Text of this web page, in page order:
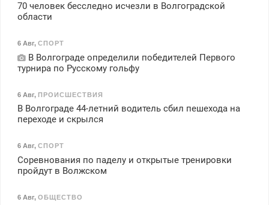
70 человек бесследно исчезли в Волгоградской
области
6 Авг, СПОРТ
В Волгограде определили победителей Первого
турнира по Русскому гольфу
6 Авг, ПРОИСШЕСТВИЯ
В Волгограде 44-летний водитель сбил пешехода на
переходе и скрылся
6 Авг, СПОРТ
Соревнования по паделу и открытые тренировки
пройдут в Волжском
6 Авг, ОБЩЕСТВО